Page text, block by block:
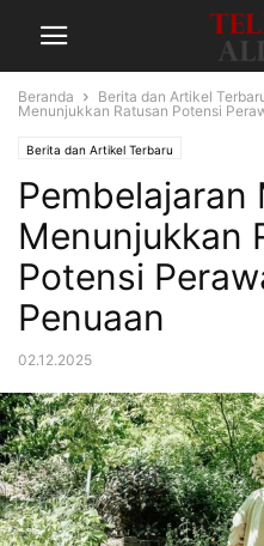
Beranda Berita dan Artikel
Menunjukkan Ratusan Potensi
Berita dan Artikel Terbaru
Pembelajaran
Menunjukkan
Potensi
Penuaan
02.12.2025